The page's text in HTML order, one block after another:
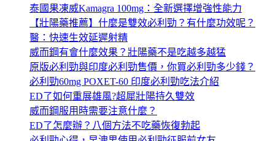
泰國果凍威Kamagra 100mg：全新選擇增強性能力
【壯陽藥推薦】什麼是雙效必利勁？有什麼功效呢？
醫：快速生效延遲射精
威而鋼有會什麼效果？壯陽藥不是吃越多越猛
原版必利勁與印度必利勁售價，你買必利勁多少錢？
必利勁60mg POXET-60 印度必利勁吃法介紹
ED了如何重展雄風?超犀壯陽持久雙效
威而鋼服用時需要注意什麼？
ED了怎麼辦？八個方法不吃藥恢復勃起